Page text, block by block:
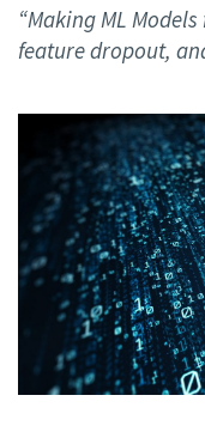
“Making ML
feature dropout,